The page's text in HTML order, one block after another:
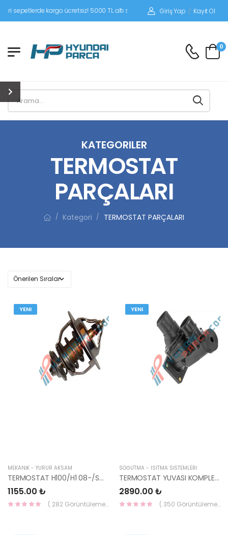
kargo ücretsiz! 5000 TL altı siparişlerinizde siparişleriniz alıcı
Giriş Yap / Kayıt Ol
0
KATEGORILER
TERMOSTAT
PARÇALARI
/ Kategori / TERMOSTAT PARÇALARI
YENI
MEKANİK - YÜRÜR AKSAM
TERMOSTAT H100/H1 08-/SORENTO 25510-42010-HMC
1155.00 ₺
( 282 Görüntüleme )
YENI
SOĞUTMA - ISITMA SİSTEMLERİ
TERMOSTAT YUVASI KOMPLE ELANTRA/BLUE/İ20 DİZEL 16- 25610-2A770-HMC
2890.00 ₺
( 350 Görüntüleme )